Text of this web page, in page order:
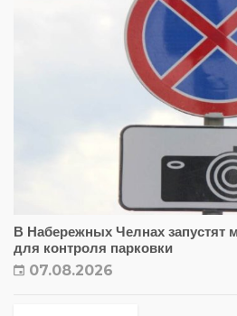
В Набережных Челнах запустят
для контроля парковки
07.08.2026